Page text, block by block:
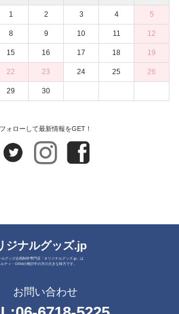
1 2 3 4 5
8 9 10 11 12
15 16 17 18 19
22 23 24 25 26
29 30
フォローして最新情報をGET！
ジナルグッズ.jp
ルグッズ企画制作専門店「オリジナルグッズ.jp」は
ルティ・OEMの検討中の方の大きな味方です。
お問い合わせ